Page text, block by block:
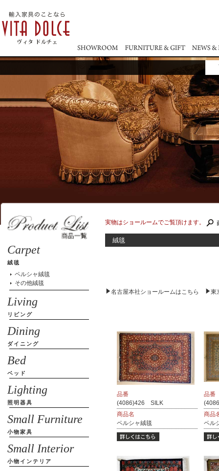
実物はショールームでご覧頂けます。
絨毯
名古屋本社ショールームはこちら 東
品番
(4086)426 SILK
商品名
ペルシャ絨毯
品番
商品
ペル
Carpet
絨毯
ペルシャ絨毯
その他絨毯
Living
リビング
Dining
ダイニング
Bed
ベッド
Lighting
照明器具
Small Furniture
小物家具
Small Interior
小物インテリア